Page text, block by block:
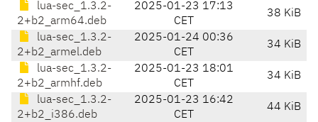
lua-sec_1.3.2-
2+b2_arm64.deb
2025-01-23 17:13
CET
38 KiB
lua-sec_1.3.2-
2+b2_armel.deb
2025-01-24 00:36
CET
34 KiB
lua-sec_1.3.2-
2+b2_armhf.deb
2025-01-23 18:01
CET
34 KiB
lua-sec_1.3.2-
2+b2_i386.deb
2025-01-23 16:42
CET
44 KiB